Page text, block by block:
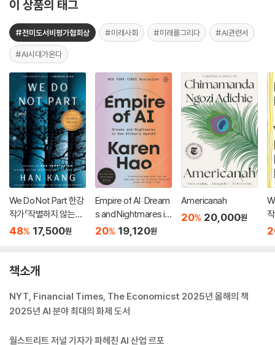
이 상품의 태그
#전미도서비평가협회상 #미래사회 #미래를그리다 #AI관련서
#AI시대가온다
We Do Not Part 한강
작가『작별하지 않는다』
영문판 (미국판)
48% 17,500원
Empire of AI: Dream
s and Nightmares in
Sam Altman's Open
20% 19,120원
Americanah
20% 20,000원
책소개
NYT, Financial Times, The Economicst 2025년 올해의 책
2025년 AI 분야 최대의 화제 도서
월스트리트 저널 기자가 파헤친 AI 산업 르포